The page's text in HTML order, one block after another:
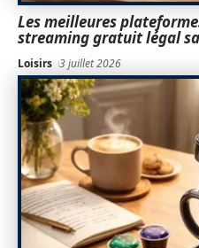
Les meilleures
streaming gratuit légal
Loisirs 3 juillet 2026